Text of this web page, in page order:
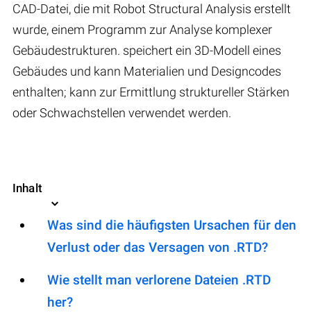
CAD-Datei, die mit Robot Structural Analysis erstellt
wurde, einem Programm zur Analyse komplexer
Gebäudestrukturen. speichert ein 3D-Modell eines
Gebäudes und kann Materialien und Designcodes
enthalten; kann zur Ermittlung struktureller Stärken
oder Schwachstellen verwendet werden.
Inhalt
Was sind die häufigsten Ursachen für den
Verlust oder das Versagen von .RTD?
Wie stellt man verlorene Dateien .RTD
her?